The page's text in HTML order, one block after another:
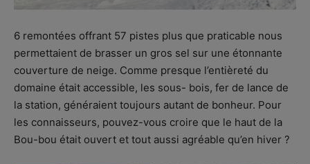
6 remontées offrant 57 pistes plus que praticable nous
permettaient de brasser un gros sel sur une étonnante
couverture de neige. Comme presque l’entièreté du
domaine était accessible, les sous- bois, fer de lance de
la station, généraient toujours autant de bonheur. Pour
les connaisseurs, pouvez-vous croire que le haut de la
Bou-bou était ouvert et tout aussi agréable qu’en hiver ?